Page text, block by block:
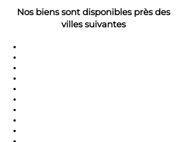
Nos biens sont disponibles près des
villes suivantes